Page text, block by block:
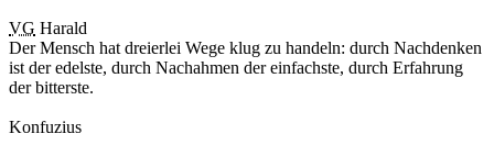
VG Harald
Der Mensch hat dreierlei Wege klug zu handeln: durch Nachdenken
ist der edelste, durch Nachahmen der einfachste, durch Erfahrung
der bitterste.
Konfuzius